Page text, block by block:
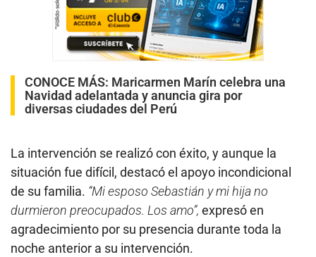
CONOCE MÁS: Maricarmen Marín celebra una
Navidad adelantada y anuncia gira por
diversas ciudades del Perú
La intervención se realizó con éxito, y aunque la
situación fue difícil, destacó el apoyo incondicional
de su familia. “Mi esposo Sebastián y mi hija no
durmieron preocupados. Los amo”, expresó en
agradecimiento por su presencia durante toda la
noche anterior a su intervención.